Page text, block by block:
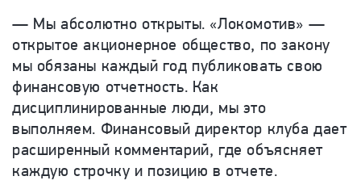
— Мы абсолютно открыты. «Локомотив» —
открытое акционерное общество, по закону
мы обязаны каждый год публиковать свою
финансовую отчетность. Как
дисциплинированные люди, мы это
выполняем. Финансовый директор клуба дает
расширенный комментарий, где объясняет
каждую строчку и позицию в отчете.